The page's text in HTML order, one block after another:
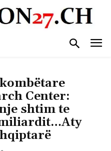
Center:
shtim te